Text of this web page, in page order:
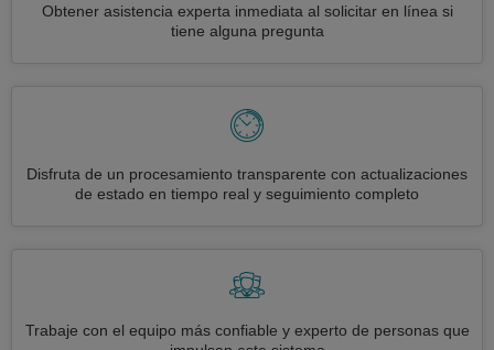
Obtener asistencia experta inmediata al solicitar en línea si
tiene alguna pregunta
Disfruta de un procesamiento transparente con actualizaciones
de estado en tiempo real y seguimiento completo
Trabaje con el equipo más confiable y experto de personas que